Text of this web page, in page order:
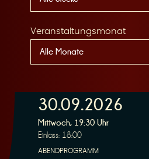
R
Veranstaltungsmonat
30.09.2026
Mittwoch, 19:30 Uhr
Einlass: 18:00
ABENDPROGRAMM